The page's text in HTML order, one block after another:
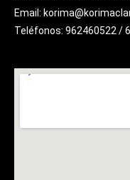
Email:
Teléfonos: 962460522 /